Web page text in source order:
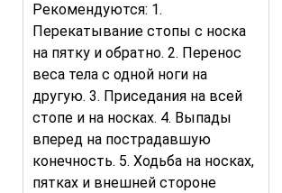
Рекомендуются: 1.
Перекатывание стопы с носка
на пятку и обратно. 2. Перенос
веса тела с одной ноги на
другую. 3. Приседания на всей
стопе и на носках. 4. Выпады
вперед на пострадавшую
конечность. 5. Ходьба на носках,
пятках и внешней стороне